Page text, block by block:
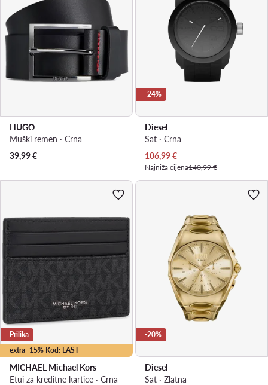
HUGO
Muški remen · Crna
39,99€
-24%
Diesel
Sat · Crna
Trenutna cijena
106,99€
Najniža cijena140,99 €
extra -15% Kod: LAST
Prilika
MICHAEL Michael Kors
Etui za kreditne kartice · Crna
-20%
Diesel
Sat · Zlatna